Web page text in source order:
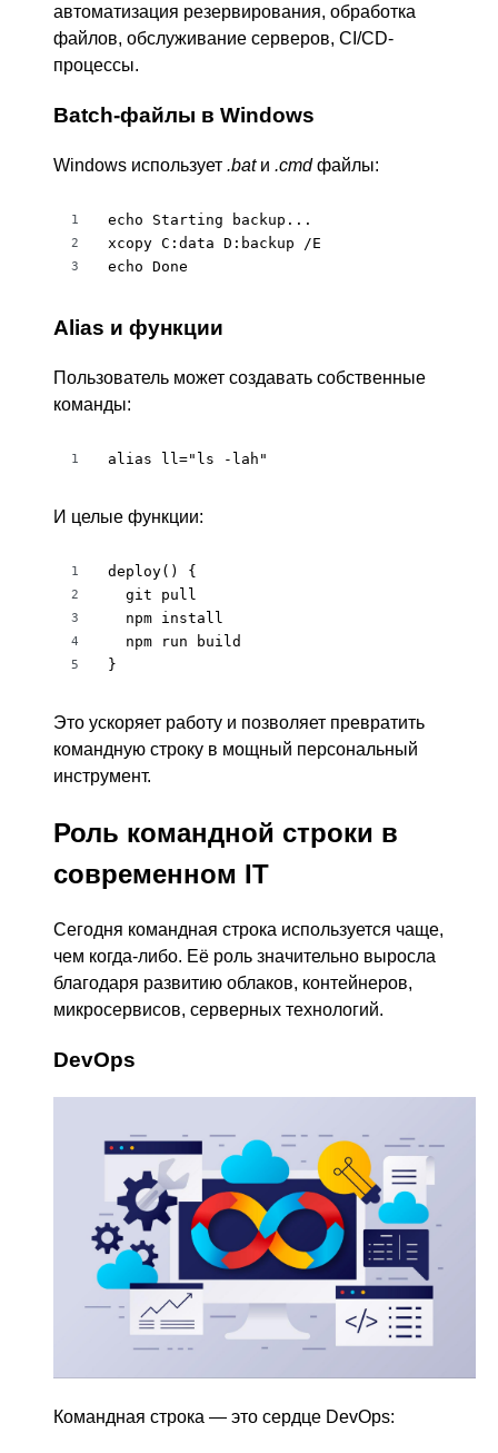
автоматизация резервирования, обработка
файлов, обслуживание серверов, CI/CD-
процессы.
Batch-файлы в Windows
Windows использует .batи .cmdфайлы:
1
2
3
echo Starting backup...
xcopy C:data D:backup /E
echo Done
Alias и функции
Пользователь может создавать собственные
команды:
1 alias ll="ls -lah"
И целые функции:
1
2
3
4
5
deploy() {
  git pull
  npm install
  npm run build
}
Это ускоряет работу и позволяет превратить
командную строку в мощный персональный
инструмент.
Роль командной строки в
современном IT
Сегодня командная строка используется чаще,
чем когда-либо. Её роль значительно выросла
благодаря развитию облаков, контейнеров,
микросервисов, серверных технологий.
DevOps
Командная строка — это сердце DevOps: